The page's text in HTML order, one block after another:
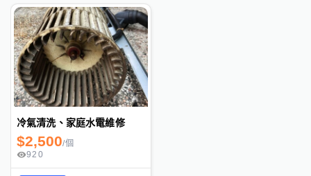
冷氣清洗、家庭水電維修
$2,500/個
920